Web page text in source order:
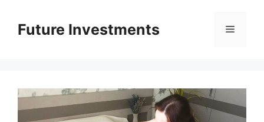
вмістуFuture Investments Меню